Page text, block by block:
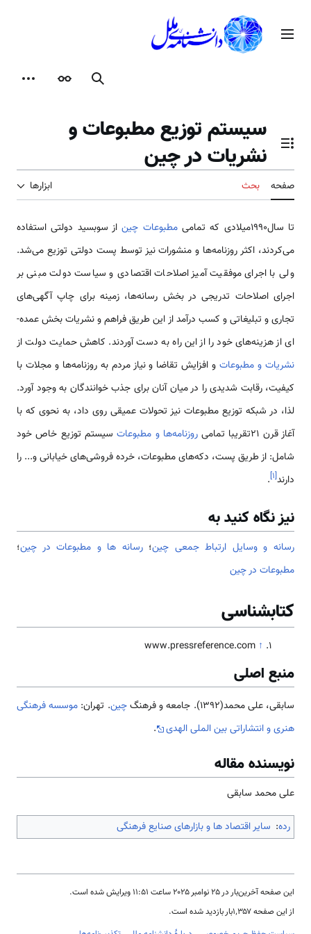
محتوامنوی اصلی
جستجوظاهر
تغییر وضعیت فهرست محتویات
سیستم توزیع مطبوعات و
نشریات در چین
صفحه بحث ابزارها
تا سال1990میلادی که تمامی مطبوعات چیناز سوبسید دولتی استفاده
می‌کردند، اکثر روزنامه‌ها و منشورات نیز توسط پست دولتی توزیع می‌شد.
ولی با اجرای موفقیت آمیز اصلاحات اقتصادی و سیاست دولت مبنی بر
اجرای اصلاحات تدریجی در بخش رسانه‌ها، زمینه برای چاپ آگهی­‌های
تجاری و تبلیغاتی و کسب درآمد از این طریق فراهم و نشریات بخش عمده‌­
ای از هزینه­‌های خود را از این راه به دست آوردند. کاهش حمایت دولت از
نشریات و مطبوعاتو افزایش تقاضا و نیاز مردم به روزنامه‌ها و مجلات با
کیفیت، رقابت شدیدی را در میان آنان برای جذب خوانندگان به وجود آورد.
لذا، در شبکه توزیع مطبوعات نیز تحولات عمیقی روی داد، به نحوی که با
آغاز قرن 21تقریبا تمامی
روزنامه‌ها و مطبوعاتسیستم توزیع خاص خود
شامل: از طریق پست، دکه­‌های مطبوعات، خرده فروشی­‌های خیابانی و... را
دارند[۱]
.
نیز نگاه کنید به
رسانه و وسايل ارتباط جمعی چین؛رسانه ها و مطبوعات در چین؛
مطبوعات در چین
کتابشناسی
↑
www.pressreference.com
منبع اصلی
سابقی، علی محمد(1392). جامعه و فرهنگ چین. تهران: موسسه فرهنگی
هنری و انتشاراتی بین الملی الهدی
.
نویسنده مقاله
علی محمد سابقی
رده: سایر اقتصاد ها و بازارهای صنایع فرهنگی
این صفحه آخرین‌بار در ‏۲۵ نوامبر ۲۰۲۵ ساعت ‏۱۱:۵۱ ویرایش شده است.
از این صفحه ۱٬۳۵۷بار بازدید شده است.